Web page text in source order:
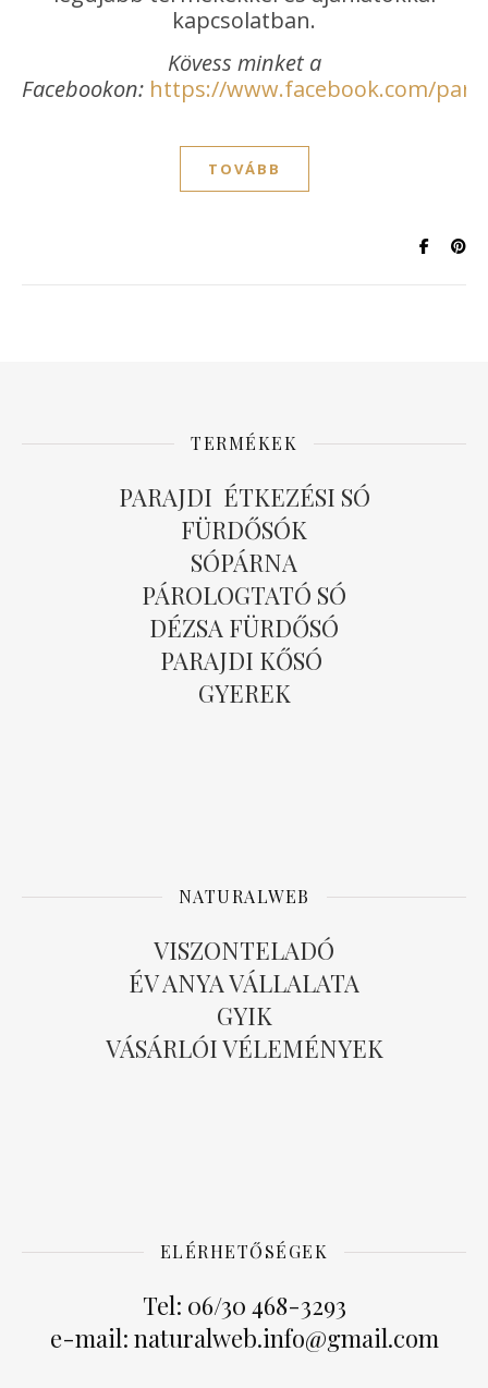
kapcsolatban.
Kövess minket a
Facebookon: https://www.facebook.com/
TOVÁBB
TERMÉKEK
PARAJDI ÉTKEZÉSI SÓ
FÜRDŐSÓK
SÓPÁRNA
PÁROLOGTATÓ SÓ
DÉZSA FÜRDŐSÓ
PARAJDI KŐSÓ
GYEREK
NATURALWEB
VISZONTELADÓ
ÉV ANYA VÁLLALATA
GYIK
VÁSÁRLÓI VÉLEMÉNYEK
ELÉRHETŐSÉGEK
Tel: 06/30 468-3293
e-mail: naturalweb.info@gmail.com